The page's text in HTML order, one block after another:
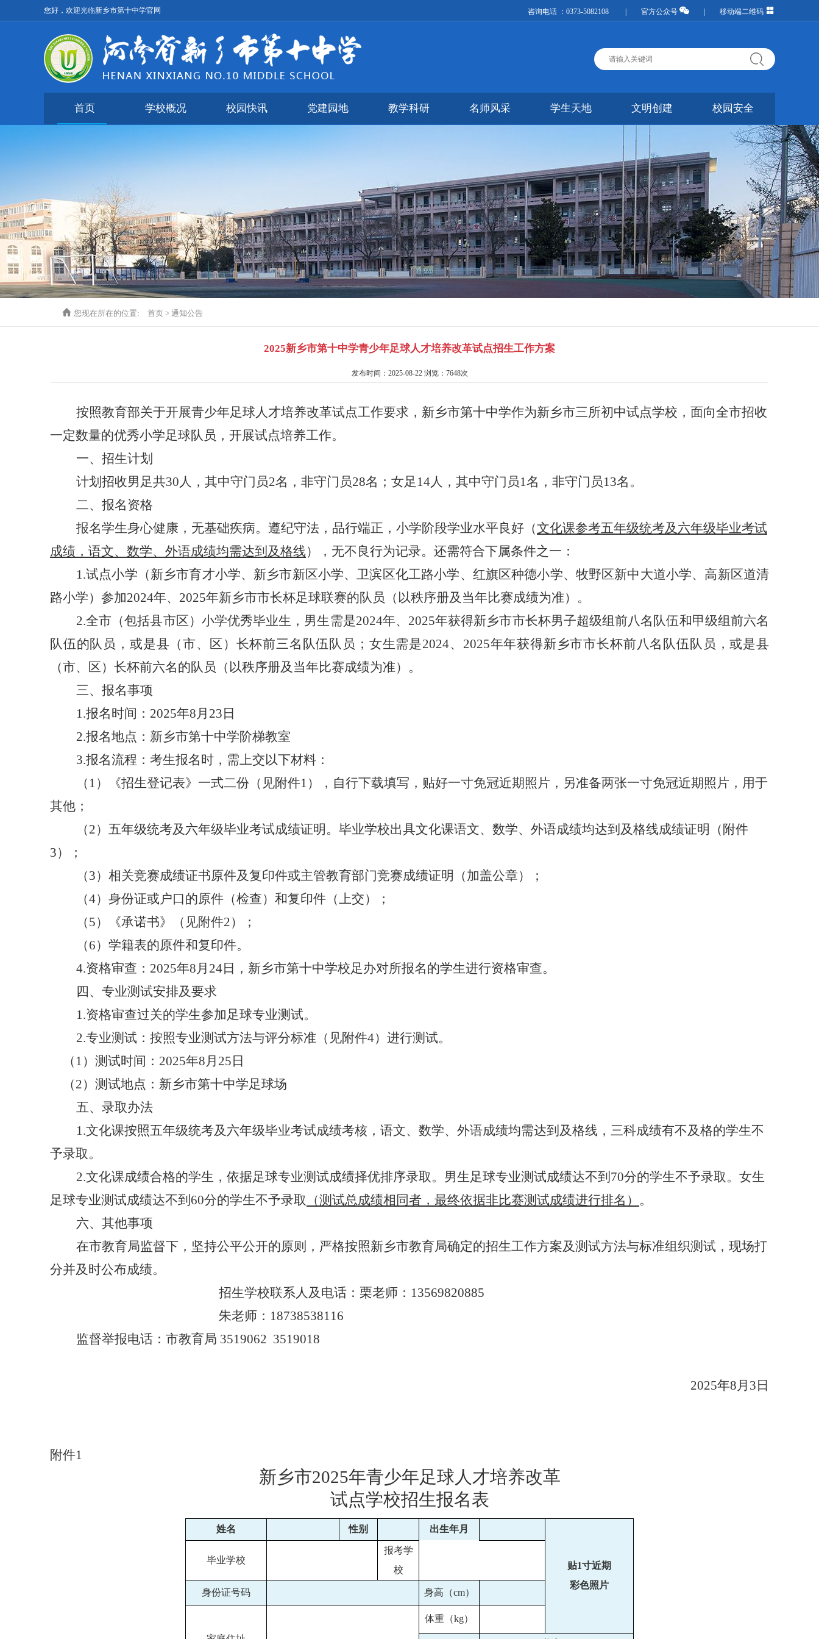
您好，欢迎光临新乡市第十中学官网 咨询电话 ：0373-5082108 | 官方公众号 移动端二维码
首页 学校概况 校园快讯 党建园地 教学科研 名师风采 学生天地 文明创建 校园安全
您现在所在的位置: 首页 > 通知公告
2025新乡市第十中学青少年足球人才培养改革试点招生工作方案
发布时间：2025-08-22 浏览：7648次
按照教育部关于开展青少年足球人才培养改革试点工作要求，新乡市第十中学作为新乡市三所初中试点学校，面向全市招收
一定数量的优秀小学足球队员，开展试点培养工作。
一、招生计划
计划招收男足共30人，其中守门员2名，非守门员28名 ； 女足 14人 ， 其中守门员1名，非守门员13名。
二、报名资格
报名学生身心健康，无基础疾病。遵纪守法，品行端正，小学阶段学业水平良好 （文化课参考五年级统考及六年级毕业考试
成绩，语文、数学、外语成绩均需达到及格线）
，无不良行为记录。还需符合下属条件之一：
1.试点小学（新乡市育才小学、新乡市新区小学、卫滨区化工路小学、红旗区种德小学、牧野区新中大道小学、高新区道清
路小学）参加2024年、2025年新乡市市长杯足球联赛的队员（以秩序册及当年比赛成绩为准）。
2.全市（包括县市区）小学优秀毕业生，男生需是2024年、2025年获得新乡市市长杯男子超级组前八名队伍和甲级组前六名
队伍的队员 ，或是县（市、区）长杯前三名队伍队员；女生需是2024、2025年年获得新乡市市长杯前八名队伍队员，或是县
（市、区）长杯前六名的队员（以秩序册及当年比赛成绩为准）。
三、报名事项
1.报名时间： 2025年8月23日
2.报名地点：新乡市第十中学阶梯教室
3.报名流程：考生报名时，需上交以下材料：
（ 1） 《招生登记表》一式二份（见附件1），自行下载填写 ， 贴好一寸免冠近期照片 ， 另准备两张一寸免冠近期照片，用于
其他；
（2）五年级统考及六年级毕业考试成绩证明。毕业学校出具文化课语文、数学、外语成绩均达到及格线成绩证明（附件
3）；
（3） 相关竞赛成绩证书原件及复印件或主管教育部门竞赛成绩证明（加盖公章）；
（4） 身份证或户口的原件（检查）和复印件（上交）；
（5） 《承诺书》（见附件2）
；
（6） 学籍表的原件和复印件。
4.资格审查： 2025年8月24日，新乡市第十中学校足办对所报名的学生进行资格审查。
四、 专业测试安排及要求
1.资格审查过关的学生参加足球专业测试。
2.专业测试：按照专业测试方法与评分标准（见附件4）进行测试。
（ 1） 测试时间： 2025年8月25日
（2） 测试地点：新乡市第十中学足球场
五、录取办法
1.文化课按照五年级统考及六年级毕业考试成绩考核，语文、数学、外语成绩均需达到及格线，三科成绩有不及格的学生不
予录取。
2.文化课成绩合格的学生，依据足球专业测试成绩择优排序录取。男生足球专业测试成绩达不到70分的学生不予录取。女生
足球专业测试成绩达不到60分的学生不予录取
（测试总成绩相同者，最终依据非比赛测试成绩进行排名） 。
六、其他事项
在市教育局监督下，坚持公平公开的原则，严格按照新乡市教育局确定的招生工作方案及测试方法与标准组织测试，现场打
分并及时公布成绩。
招生学校联系人及电话： 栗老师： 13569820885
朱老师： 18738538116
监督举报电话：市教育局 3519062 3519018
2025年8月 3 日
附件1
新乡市2025年青少年足球人才培养改革
试点学校招生报名表
姓名 性别 出生年月
贴1寸近期
彩色照片
毕业学校
报考学
校
身份证号码 身高（cm）
体重（kg）